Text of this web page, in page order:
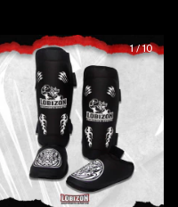
1/10